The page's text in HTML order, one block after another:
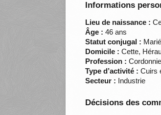
Informations
Lieu de naissance :
Âge : 46 ans
Statut conjugal :
Domicile : Cette,
Profession :
Type d’activité : Cuirs
Secteur : Industrie
Décisions des